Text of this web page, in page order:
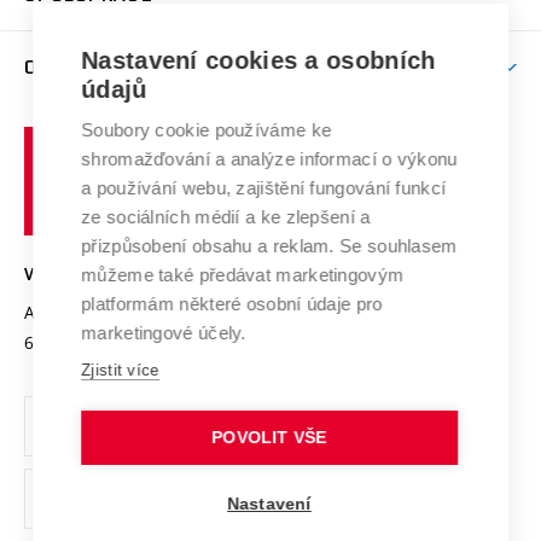
E-přihláška
Závěrečné práce
Doktorské studium
Studium bez bariér
Podpora podnikání
Mezinárodní vědecká rada
Systém zajišťování kvality výzkumu
Výzkumné infrastruktury
Transfer znalostí
Open Science
Projekty
Projekty ze strukturálních fondů
Specifický výzkum
Zahraniční spolupráce
Spolupráce se školami
Služby univerzity
Mezinárodní dohody
Univerzitní sítě
O UNIVERZITĚ
Profil univerzity
Udržitelná univerzita
Podnikavá univerzita / ContriBUTe
Bezpečná univerzita
Vyznamenání
Organizační struktura
Ochrana osobních údajů
odkaz)
učení
technické
VYSOKÉ UČENÍ TECHNICKÉ V BRNĚ
Antonínská 548/1
602 00 Brno
www.vut.cz
vut@vutbr.cz
Nastavení cookies a osobních
údajů
Soubory cookie používáme ke
shromažďování a analýze informací o výkonu
a používání webu, zajištění fungování funkcí
ze sociálních médií a ke zlepšení a
přizpůsobení obsahu a reklam. Se souhlasem
můžeme také předávat marketingovým
platformám některé osobní údaje pro
marketingové účely.
Zjistit více
POVOLIT VŠE
Nastavení